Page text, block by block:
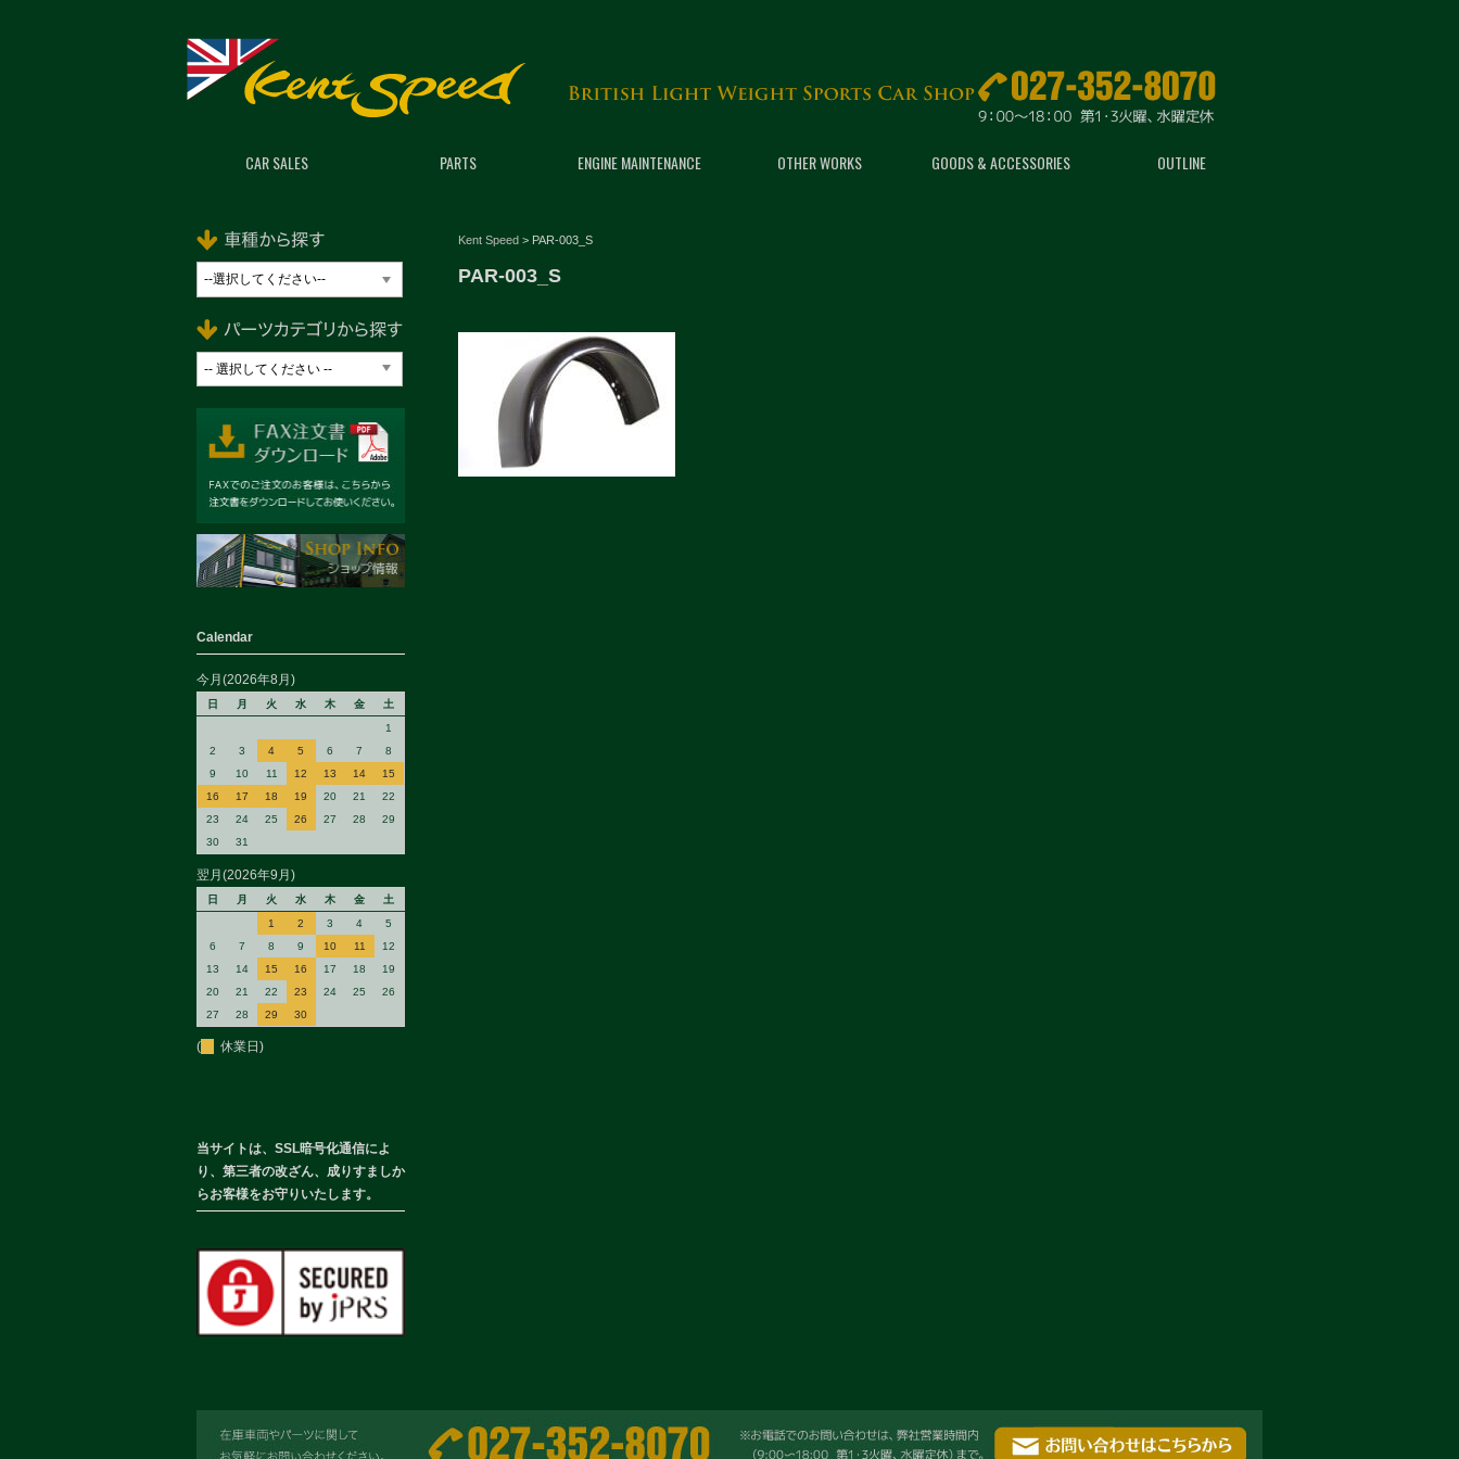
CAR SALES PARTS ENGINE MAINTENANCE OTHER WORKS GOODS & ACCESSORIES OUTLINE
Kent Speed > PAR-003_S
PAR-003_S
Calendar
今月(2026年8月)
日 月 火 水 木 金
土
1
2
3 4 5 6 7
8
9
10 11 12 13 14
15
16
17 18 19 20 21
22
23
24 25 26 27 28
29
30
31
翌月(2026年9月)
日 月 火 水 木 金
土
1
2 3 4
5
6
7 8 9 10 11
12
13
14 15 16 17 18
19
20
21 22 23 24 25
26
27
28 29 30
( 休業日)
当サイトは、SSL暗号化通信によ
り、第三者の改ざん、成りすましか
らお客様をお守りいたします。